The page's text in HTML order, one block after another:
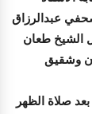
عبدالرزاق
الشيخ طعان
وحران وشقيق
صلاة الظهر